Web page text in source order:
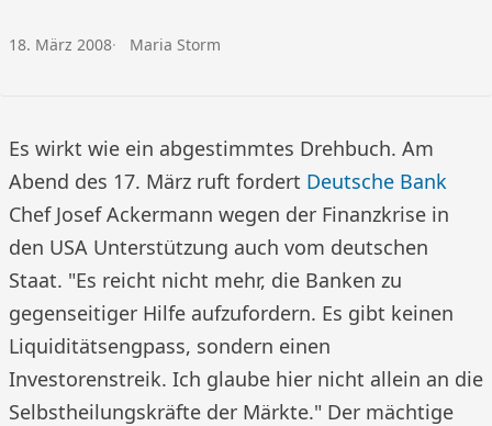
Veröffentlicht am:
18. März 2008 Autor:
Maria Storm
Es wirkt wie ein abgestimmtes Drehbuch. Am
Abend des 17. März ruft fordert Deutsche Bank
Chef Josef Ackermann wegen der Finanzkrise in
den USA Unterstützung auch vom deutschen
Staat. "Es reicht nicht mehr, die Banken zu
gegenseitiger Hilfe aufzufordern. Es gibt keinen
Liquiditätsengpass, sondern einen
Investorenstreik. Ich glaube hier nicht allein an die
Selbstheilungskräfte der Märkte." Der mächtige